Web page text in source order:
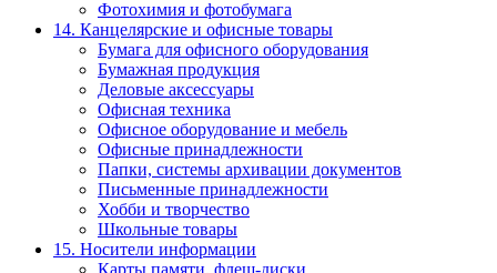
Фотохимия и фотобумага
14. Канцелярские и офисные товары
Бумага для офисного оборудования
Бумажная продукция
Деловые аксессуары
Офисная техника
Офисное оборудование и мебель
Офисные принадлежности
Папки, системы архивации документов
Письменные принадлежности
Хобби и творчество
Школьные товары
15. Носители информации
Карты памяти, флеш-диски